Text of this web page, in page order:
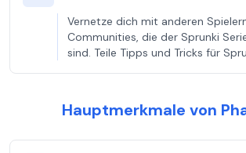
Vernetze dich mit anderen
Communities, die der Sprunki
sind. Teile Tipps und Tricks für
Hauptmerkmale von